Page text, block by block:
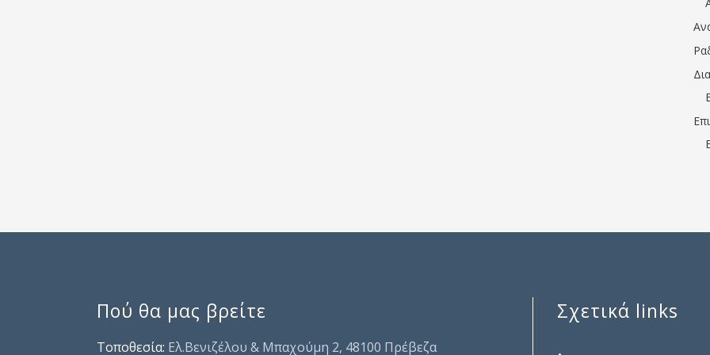
Πού θα μας βρείτε
Τοποθεσία: Ελ.Βενιζέλου & Μπαχούμη 2, 48100 Πρέβεζα
Σχετικά links
.